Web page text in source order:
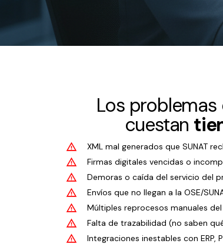
Los problemas
cuestan
XML mal generados que SUNAT
Firmas digitales vencidas o
Demoras o caída del servicio del
Envíos que no llegan a la OSE/
Múltiples reprocesos manuales
Falta de trazabilidad (no saben
Integraciones inestables con ERP,